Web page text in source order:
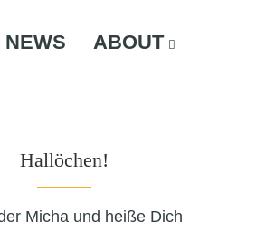
NEWS ABOUT
Hallöchen!
Micha und heiße Dich